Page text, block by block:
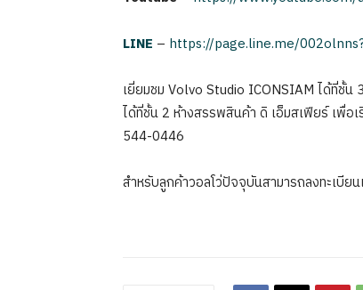
LINE – https://page.line.me/
เยี่ยมชม Volvo Studio ICONSIAM ได้ที่ชั้
ได้ที่ชั้น 2 ห้างสรรพสินค้า ดิ เอ็มสเฟียร์ เพื่อ
544-0446
สำหรับลูกค้าวอลโว่ปัจจุบันสามารถลงทะเบีย